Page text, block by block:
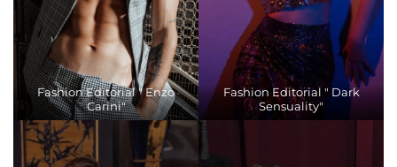
Fashion Editorial " Enzo
Carini"
Fashion Editorial " Dark
Sensuality"